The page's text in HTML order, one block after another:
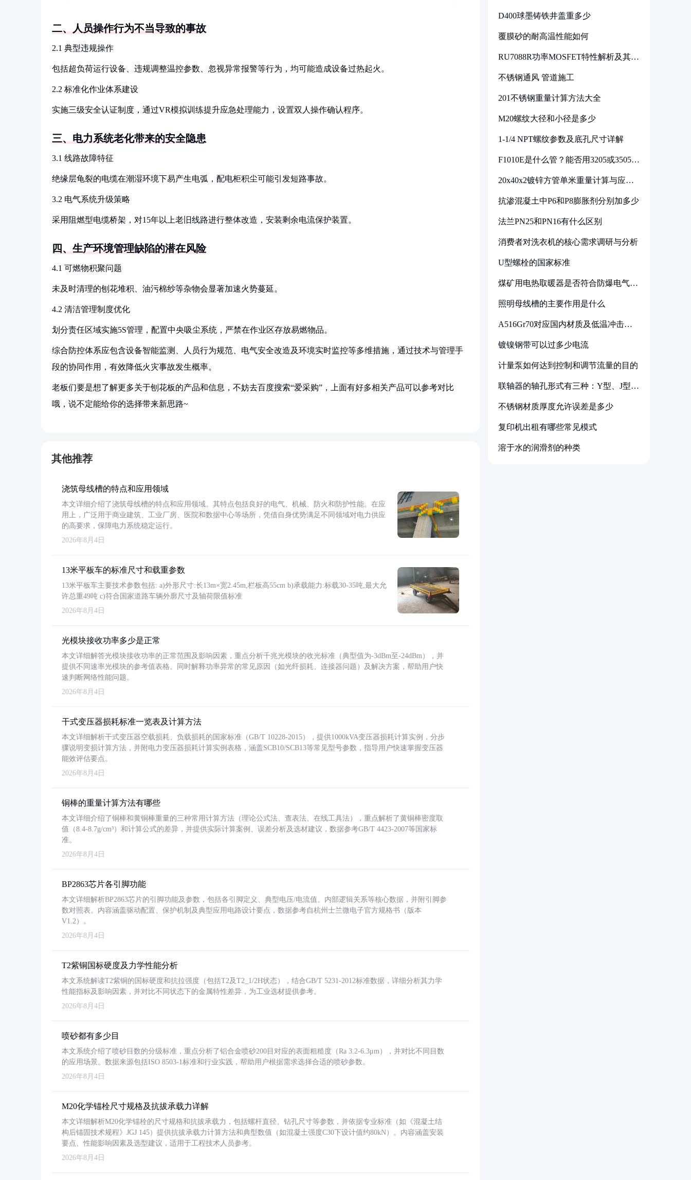
二、人员操作行为不当导致的事故
2.1 典型违规操作
包括超负荷运行设备、违规调整温控参数、忽视异常报警等行为，均可能造成设备过热起火。
2.2 标准化作业体系建设
实施三级安全认证制度，通过VR模拟训练提升应急处理能力，设置双人操作确认程序。
三、电力系统老化带来的安全隐患
3.1 线路故障特征
绝缘层龟裂的电缆在潮湿环境下易产生电弧，配电柜积尘可能引发短路事故。
3.2 电气系统升级策略
采用阻燃型电缆桥架，对15年以上老旧线路进行整体改造，安装剩余电流保护装置。
四、生产环境管理缺陷的潜在风险
4.1 可燃物积聚问题
未及时清理的刨花堆积、油污棉纱等杂物会显著加速火势蔓延。
4.2 清洁管理制度优化
划分责任区域实施5S管理，配置中央吸尘系统，严禁在作业区存放易燃物品。
综合防控体系应包含设备智能监测、人员行为规范、电气安全改造及环境实时监控等多维措施，通过技术与管理手
段的协同作用，有效降低火灾事故发生概率。
老板们要是想了解更多关于刨花板的产品和信息，不妨去百度搜索“爱采购”，上面有好多相关产品可以参考对比
哦，说不定能给你的选择带来新思路~
其他推荐
浇筑母线槽的特点和应用领域
本文详细介绍了浇筑母线槽的特点和应用领域。其特点包括良好的电气、机械、防火和防护性能。在应
用上，广泛用于商业建筑、工业厂房、医院和数据中心等场所，凭借自身优势满足不同领域对电力供应
的高要求，保障电力系统稳定运行。
2026年8月4日
13米平板车的标准尺寸和载重参数
13米平板车主要技术参数包括: a)外形尺寸:长13m×宽2.45m,栏板高55cm b)承载能力:标载30-35吨,最大允
许总重49吨 c)符合国家道路车辆外廓尺寸及轴荷限值标准
2026年8月4日
光模块接收功率多少是正常
本文详细解答光模块接收功率的正常范围及影响因素，重点分析千兆光模块的收光标准（典型值为-3dBm至-24dBm），并
提供不同速率光模块的参考值表格。同时解释功率异常的常见原因（如光纤损耗、连接器问题）及解决方案，帮助用户快
速判断网络性能问题。
2026年8月4日
干式变压器损耗标准一览表及计算方法
本文详细解析干式变压器空载损耗、负载损耗的国家标准（GB/T 10228-2015），提供1000kVA变压器损耗计算实例，分步
骤说明变损计算方法，并附电力变压器损耗计算实例表格，涵盖SCB10/SCB13等常见型号参数，指导用户快速掌握变压器
能效评估要点。
2026年8月4日
铜棒的重量计算方法有哪些
本文详细介绍了铜棒和黄铜棒重量的三种常用计算方法（理论公式法、查表法、在线工具法），重点解析了黄铜棒密度取
值（8.4-8.7g/cm³）和计算公式的差异，并提供实际计算案例、误差分析及选材建议，数据参考GB/T 4423-2007等国家标
准。
2026年8月4日
BP2863芯片各引脚功能
本文详细解析BP2863芯片的引脚功能及参数，包括各引脚定义、典型电压/电流值、内部逻辑关系等核心数据，并附引脚参
数对照表。内容涵盖驱动配置、保护机制及典型应用电路设计要点，数据参考自杭州士兰微电子官方规格书（版本
V1.2）。
2026年8月4日
T2紫铜国标硬度及力学性能分析
本文系统解读T2紫铜的国标硬度和抗拉强度（包括T2及T2_1/2H状态），结合GB/T 5231-2012标准数据，详细分析其力学
性能指标及影响因素，并对比不同状态下的金属特性差异，为工业选材提供参考。
2026年8月4日
喷砂都有多少目
本文系统介绍了喷砂目数的分级标准，重点分析了铝合金喷砂200目对应的表面粗糙度（Ra 3.2-6.3μm），并对比不同目数
的应用场景。数据来源包括ISO 8503-1标准和行业实践，帮助用户根据需求选择合适的喷砂参数。
2026年8月4日
M20化学锚栓尺寸规格及抗拔承载力详解
本文详细解析M20化学锚栓的尺寸规格和抗拔承载力，包括螺杆直径、钻孔尺寸等参数，并依据专业标准（如《混凝土结
构后锚固技术规程》JGJ 145）提供抗拔承载力计算方法和典型数值（如混凝土强度C30下设计值约80kN）。内容涵盖安装
要点、性能影响因素及选型建议，适用于工程技术人员参考。
2026年8月4日
D400球墨铸铁井盖重多少
覆膜砂的耐高温性能如何
RU7088R功率MOSFET特性解析及其在
不锈钢通风 管道施工
201不锈钢重量计算方法大全
M20螺纹大径和小径是多少
1-1/4 NPT螺纹参数及底孔尺寸详解
F1010E是什么管？能否用3205或3505代
20x40x2镀锌方管单米重量计算与应用
抗渗混凝土中P6和P8膨胀剂分别加多少
法兰PN25和PN16有什么区别
消费者对洗衣机的核心需求调研与分析
U型螺栓的国家标准
煤矿用电热取暖器是否符合防爆电气设
照明母线槽的主要作用是什么
A516Gr70对应国内材质及低温冲击要
镀镍钢带可以过多少电流
计量泵如何达到控制和调节流量的目的
联轴器的轴孔形式有三种：Y型、J型、
不锈钢材质厚度允许误差是多少
复印机出租有哪些常见模式
溶于水的润滑剂的种类